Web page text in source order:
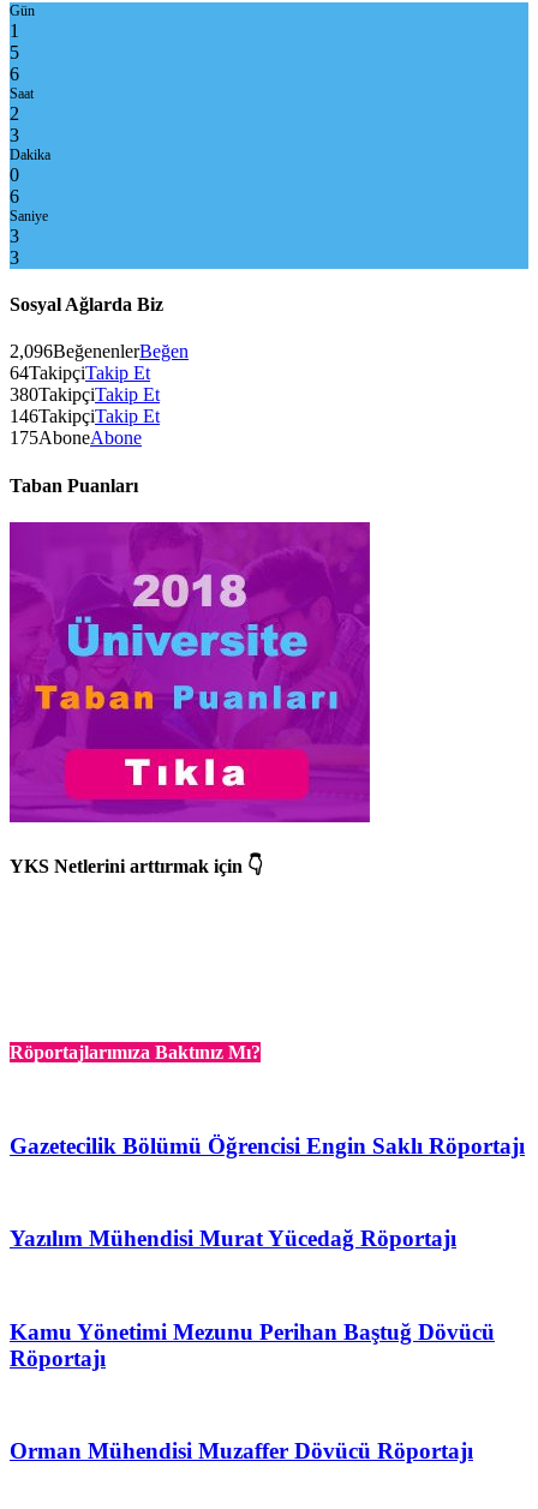
Gün
1
5
6
Saat
2
3
Dakika
0
6
Saniye
3
3
Sosyal Ağlarda Biz
2,096BeğenenlerBeğen
64TakipçiTakip Et
380TakipçiTakip Et
146TakipçiTakip Et
175AboneAbone
Taban Puanları
YKS Netlerini arttırmak için 👇
Röportajlarımıza Baktınız Mı?
Gazetecilik Bölümü Öğrencisi Engin Saklı Röportajı
Yazılım Mühendisi Murat Yücedağ Röportajı
Kamu Yönetimi Mezunu Perihan Baştuğ Dövücü
Röportajı
Orman Mühendisi Muzaffer Dövücü Röportajı